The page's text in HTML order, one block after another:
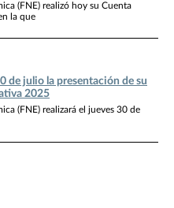
(FNE) realizó hoy su Cuenta
la que
de julio la presentación de su
2025
(FNE) realizará el jueves 30 de